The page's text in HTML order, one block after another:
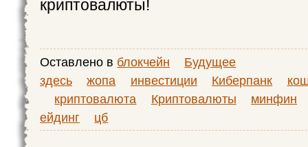
криптовалюты!
Оставлено в блокчейн
Будущее
здесь
жопа инвестиции Киберпанк
криптовалюта
Криптовалюты
минфин
ейдинг
цб